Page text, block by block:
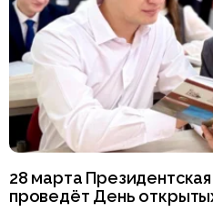
28 марта
проведёт День